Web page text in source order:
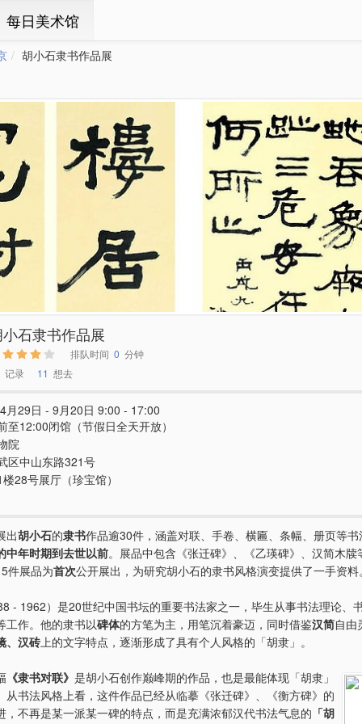
每日美术馆
胡小石隶书作品展
石隶书作品展
排队时间 0 分钟
记录
11 想去
月29日 - 9月20日 9:00 - 17:00
至12:00闭馆（节假日全天开放）
院
区中山东路321号
28号展厅（珍宝馆）
出胡小石的隶书作品逾30件，涵盖对联、手卷、横匾、条幅、册页等
中年时期到去世以前。展品中包含《张迁碑》、《乙瑛碑》、汉简木牍
件展品为首次公开展出，为研究胡小石的隶书风格演变提供了一手资料
- 1962）是20世纪中国书坛的重要书法家之一，毕生从事书法理论、
工作。他的隶书以碑体的方笔为主，用笔沉着豪迈，同时借鉴汉简自由
、汉砖 上的文字特点，逐渐形成了具有个人风格的「胡隶」。
《隶书对联》 是胡小石创作巅峰期的作品，也是最能体现「胡隶」
从书法风格上看，这件作品已经从临摹《张迁碑》、《衡方碑》的
，不再是某一派某一碑的特点，而是充满浓郁汉代书法气息的 「胡